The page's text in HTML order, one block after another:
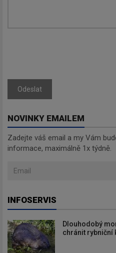
Odeslat
NOVINKY EMAILEM
Zadejte váš email a my Vám
informace, maximálně 1x týdně.
INFOSERVIS
Dlouhodobý
chránit rybniční